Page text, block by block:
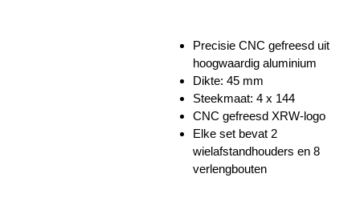
Precisie CNC gefreesd uit
hoogwaardig aluminium
Dikte: 45 mm
Steekmaat: 4 x 144
CNC gefreesd XRW-logo
Elke set bevat 2
wielafstandhouders en 8
verlengbouten